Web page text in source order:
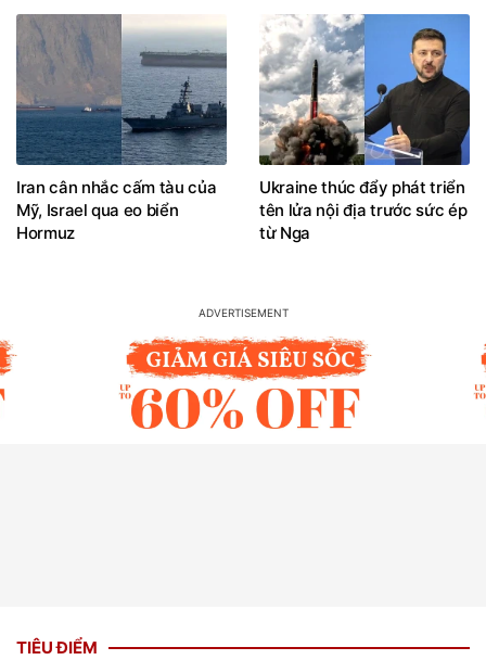
Iran cân nhắc cấm tàu của
Mỹ, Israel qua eo biển
Hormuz
Ukraine thúc đẩy phát triển
tên lửa nội địa trước sức ép
từ Nga
TIÊU ĐIỂM